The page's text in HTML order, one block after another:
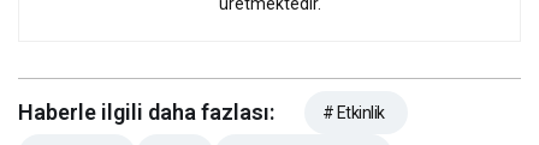
Haberle ilgili daha fazlası: # Etkinlik